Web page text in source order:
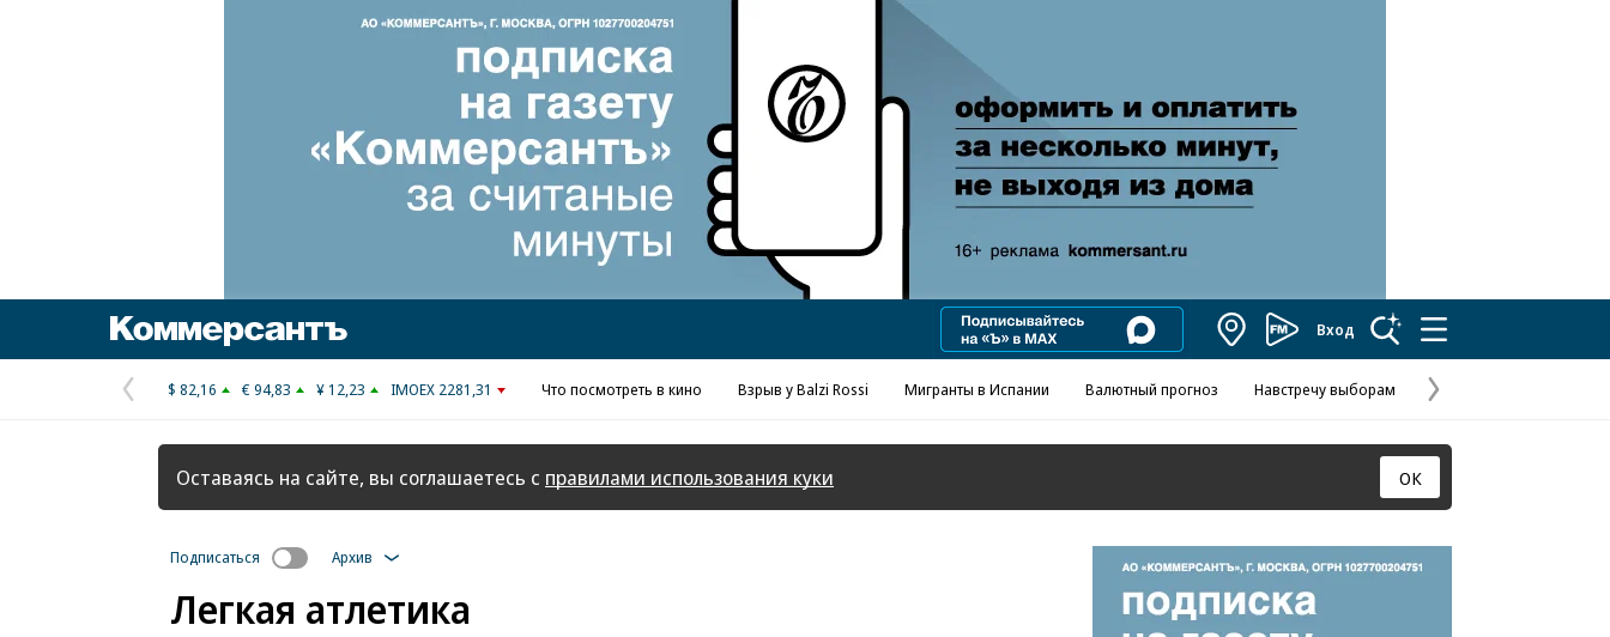
Реклама в «Ъ» www.kommersant.ru/ad
КоммерсантъВход
Предыдущая
страница
$ 82,16 € 94,83 ¥ 12,23 IMOEX 2281,31 Что посмотреть в кино Взрыв у Balzi Rossi Мигранты в Испании Валютный прогноз Навстречу выборам
Следующая
страница
Оставаясь на сайте, вы соглашаетесь с правилами использования куки ОК
Подписаться Архив
Легкая атлетика